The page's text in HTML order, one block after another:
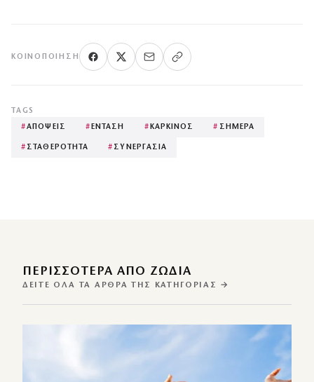
ΚΟΙΝΟΠΟΊΗΣΗ
TAGS
#ΑΠΟΨΕΙΣ # ΕΝΤΑΣΗ # ΚΑΡΚΙΝΟΣ # ΣΗΜΕΡΑ
# ΣΤΑΘΕΡΟΤΗΤΑ # ΣΥΝΕΡΓΑΣΙΑ
ΠΕΡΙΣΣΌΤΕΡΑ ΑΠΌ ΖΩΔΙΑ
ΔΕΊΤΕ ΌΛΑ ΤΑ ΆΡΘΡΑ ΤΗΣ ΚΑΤΗΓΟΡΊΑΣ →